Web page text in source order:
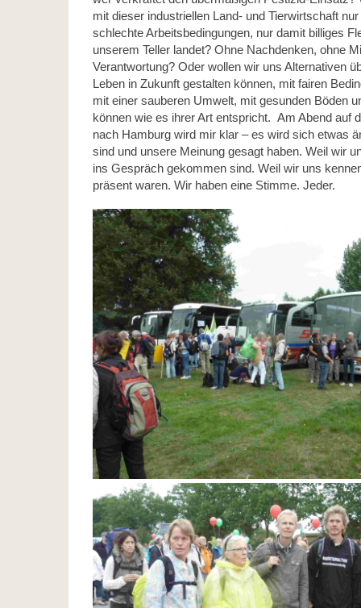
mit dieser industriellen Land- und Tierwirtschaft
schlechte Arbeitsbedingungen, nur damit billiges
unserem Teller landet? Ohne Nachdenken, ohne
Verantwortung? Oder wollen wir uns Alternativen
Leben in Zukunft gestalten können, mit fairen
mit einer sauberen Umwelt, mit gesunden Böden
können wie es ihrer Art entspricht. Am Abend auf
nach Hamburg wird mir klar – es wird sich etwas
sind und unsere Meinung gesagt haben. Weil wir
ins Gespräch gekommen sind. Weil wir uns
präsent waren. Wir haben eine Stimme. Jeder.